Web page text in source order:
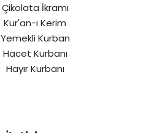
Çikolata İkramı
Kur'an-ı Kerim
Yemekli Kurban
Hacet Kurbanı
Hayır Kurbanı